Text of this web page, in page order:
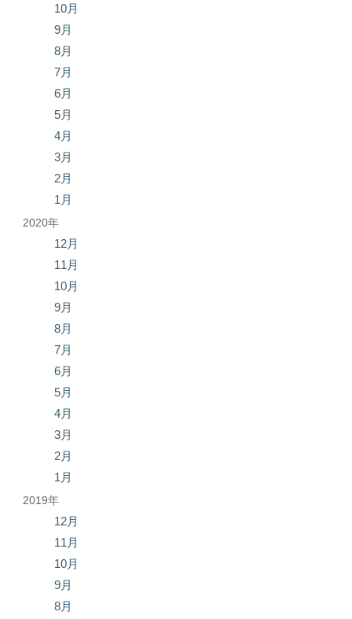
10月
9月
8月
7月
6月
5月
4月
3月
2月
1月
2020年
12月
11月
10月
9月
8月
7月
6月
5月
4月
3月
2月
1月
2019年
12月
11月
10月
9月
8月